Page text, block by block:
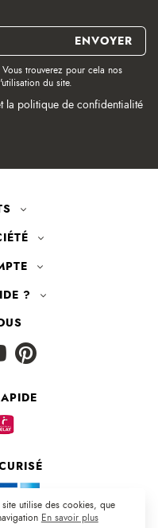
utilise des cookies, que
En savoir plus
trouverez pour cela nos
du site.
la politique de confidentialité
?